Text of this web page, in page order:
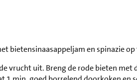
bietensinaasappeljam en spinazie
vrucht uit. Breng de rode bieten met